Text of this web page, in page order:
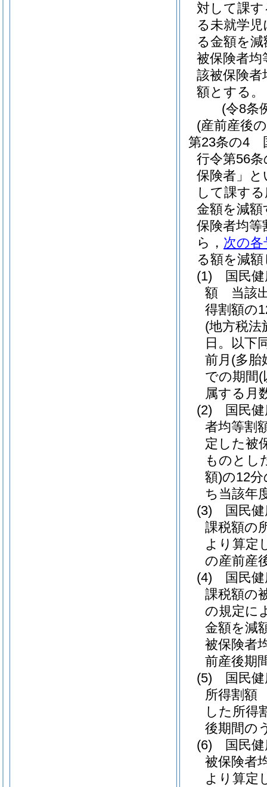
対して課
る未就学
る金額を
被保険者均
該被保険
額とする。
(令8条
(産前産後
第23条の4
行令第56
保険者」と
して課す
金額を減
保険者均等
ら， 次の各
る額を減
(1)
国民
額 当該
得割額の
(地方税法
日。以下
前月 (多胎
での期間(
属する月
(2)
国民
者均等割
定した被
ものとし
額)の12分
ち当該年
(3)
国民
課税額の
より算定
の産前産
(4)
国民
課税額の
の規定に
金額を減
被保険者
前産後期
(5)
国民
所得割額
した所得
後期間の
(6)
国民
被保険者
より算定